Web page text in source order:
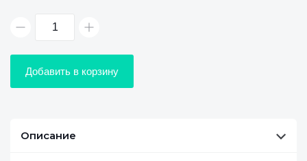
Добавить в корзину
Описание